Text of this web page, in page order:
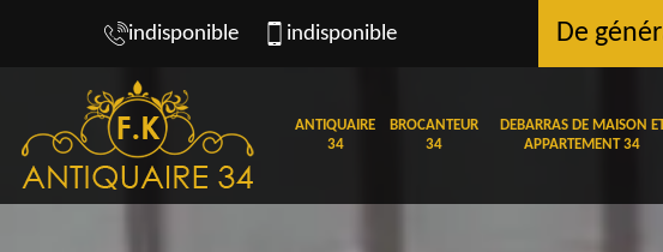
indisponible indisponible De
ANTIQUAIRE
34
BROCANTEUR
34
DEBARRAS DE MAISON
APPARTEMENT 34